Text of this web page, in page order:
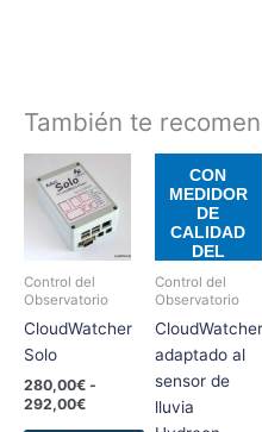
También te
Control del
Observatorio
CloudWatcher
Solo
280,00€ -
292,00€
de
precios:
desde
280,00€
hasta
292,00€
producto
tiene
múltiples
Las
opciones
se
elegir
en
CON
MEDIDOR
DE
CALIDAD
DEL
Control del
Observatorio
CloudWatcher
adaptado al
sensor de
lluvia
de
precios:
desde
hasta
producto
múltiples
Las
opciones
se
pueden
elegir
en